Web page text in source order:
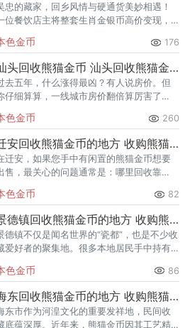
忠的藏家，回乡风情与硬通货美妙相遇！
位餐饮店主将整套生肖金银币高价变现，
族风情宴客厅，喜悦道：“十二生肖送福，
的生意比宴席还热闹！”在
色金币 176
汕头回收熊猫金币 汕头回收熊猫金币电话
去五年，什么涨得最凶？有人说房价。但
仔细算算，一线城市房价翻倍算厉害了
人，现在七八万出手，收益率把楼市都甩
两条街。而且房子卖了还得搬家
色金币 260
迁安回收熊猫金币的地方 收购熊猫金币正规渠道
迁安，如果您手中有闲置的熊猫金币想要
售，最关心的问题通常是：哪里回收靠
金币，含金量高、国际认可度强，但市场
回收渠道良莠不齐
色金币 82
景德镇回收熊猫金币的地方 收购熊猫金币正规渠道
德镇不仅是闻名世界的“瓷都”，也是不少收
爱好者的聚集地。很多本地居民手中持有
道。为帮助景德镇各区县的朋友轻松变
，本文推荐两家依托上海卢
色金币 86
海东回收熊猫金币的地方 收购熊猫金币正规渠道
东市作为河湟文化的重要发祥地，民间收
底蕴深厚。近年来，熊猫金币因其工艺精